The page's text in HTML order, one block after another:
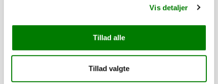
Vis detaljer
Tillad alle
Tillad valgte
Forstærkning for hjørne, højre til Edition
Afhentning og forsendelse